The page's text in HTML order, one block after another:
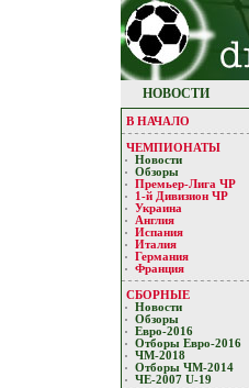
НОВОСТИ
В НАЧАЛО
ЧЕМПИОНАТЫ
Новости
Обзоры
Премьер-Лигa ЧР
1-й Дивизион ЧР
Украина
Англия
Испания
Италия
Германия
Франция
СБОРНЫЕ
Новости
Обзоры
Евро-2016
Отборы Евро-2016
ЧМ-2018
Отборы ЧМ-2014
ЧЕ-2007 U-19